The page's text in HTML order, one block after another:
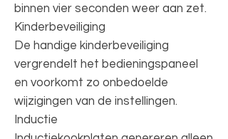
binnen vier seconden weer aan zet.
Kinderbeveiliging
De handige kinderbeveiliging
vergrendelt het bedieningspaneel
en voorkomt zo onbedoelde
wijzigingen van de instellingen.
Inductie